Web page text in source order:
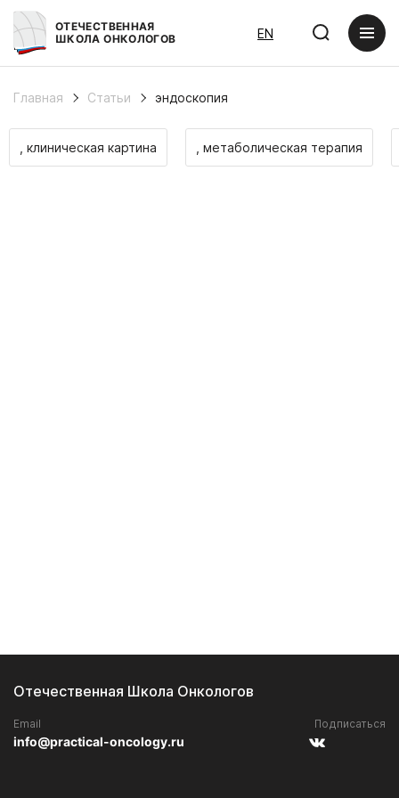
ОТЕЧЕСТВЕННАЯ
ШКОЛА ОНКОЛОГОВ
EN
Главная Статьи эндоскопия
, клиническая картина , метаболическая терапия
Отечественная Школа Онкологов
Email
info@practical-oncology.ru
Подписаться